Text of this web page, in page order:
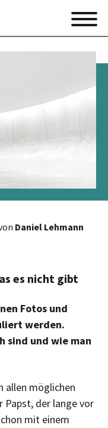
Daniel Lehmann
es nicht gibt
Fotos und
werden.
sind und wie man
allen möglichen
Papst, der lange vor
mit einem